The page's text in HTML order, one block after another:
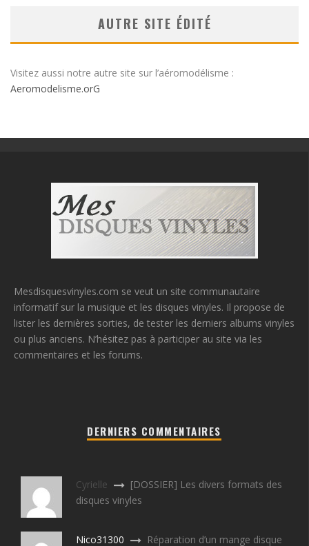
AUTRE SITE ÉDITÉ
Visitez aussi notre autre site sur l’aéromodélisme :
Aeromodelisme.orG
Mesdisquesvinyles.com se veut un site communautaire
informatif sur la musique et les disques vinyles. Il propose de
lister les dernières sorties, de tester les derniers albums vinyles
ou plus anciens. N’hésitez pas à participer au site via les
commentaires et les forums.
DERNIERS COMMENTAIRES
Cyrielle
[DOSSIER] Les divers formats des
disques vinyles
Nico31300
Réparation d’un mange disque